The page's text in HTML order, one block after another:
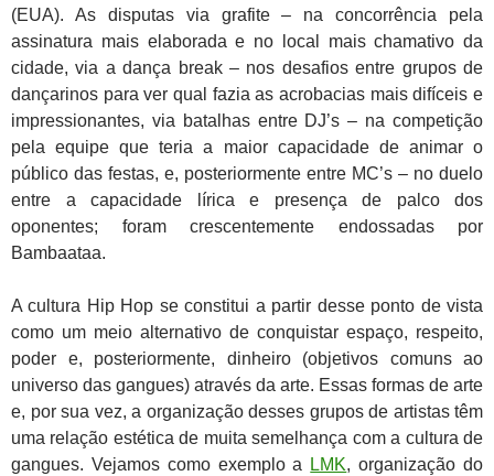
(EUA). As disputas via grafite – na concorrência pela
assinatura mais elaborada e no local mais chamativo da
cidade, via a dança break – nos desafios entre grupos de
dançarinos para ver qual fazia as acrobacias mais difíceis e
impressionantes, via batalhas entre DJ’s – na competição
pela equipe que teria a maior capacidade de animar o
público das festas, e, posteriormente entre MC’s – no duelo
entre a capacidade lírica e presença de palco dos
oponentes; foram crescentemente endossadas por
Bambaataa.
A cultura Hip Hop se constitui a partir desse ponto de vista
como um meio alternativo de conquistar espaço, respeito,
poder e, posteriormente, dinheiro (objetivos comuns ao
universo das gangues) através da arte. Essas formas de arte
e, por sua vez, a organização desses grupos de artistas têm
uma relação estética de muita semelhança com a cultura de
gangues. Vejamos como exemplo a
LMK, organização do